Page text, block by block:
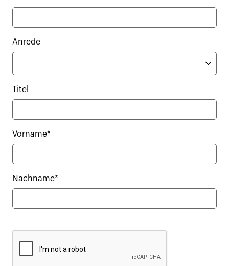
Anrede
Titel
Vorname*
Nachname*